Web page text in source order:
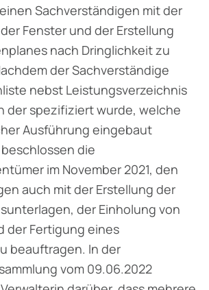
Sachverständigen mit der
Fenster und der Erstellung
nach Dringlichkeit zu
der Sachverständige
nebst Leistungsverzeichnis
der spezifiziert wurde, welche
Ausführung eingebaut
die
im November 2021, den
auch mit der Erstellung der
der Einholung von
der Fertigung eines
beauftragen. In der
vom 09.06.2022